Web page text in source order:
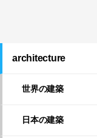
architecture
世界の建築
日本の建築